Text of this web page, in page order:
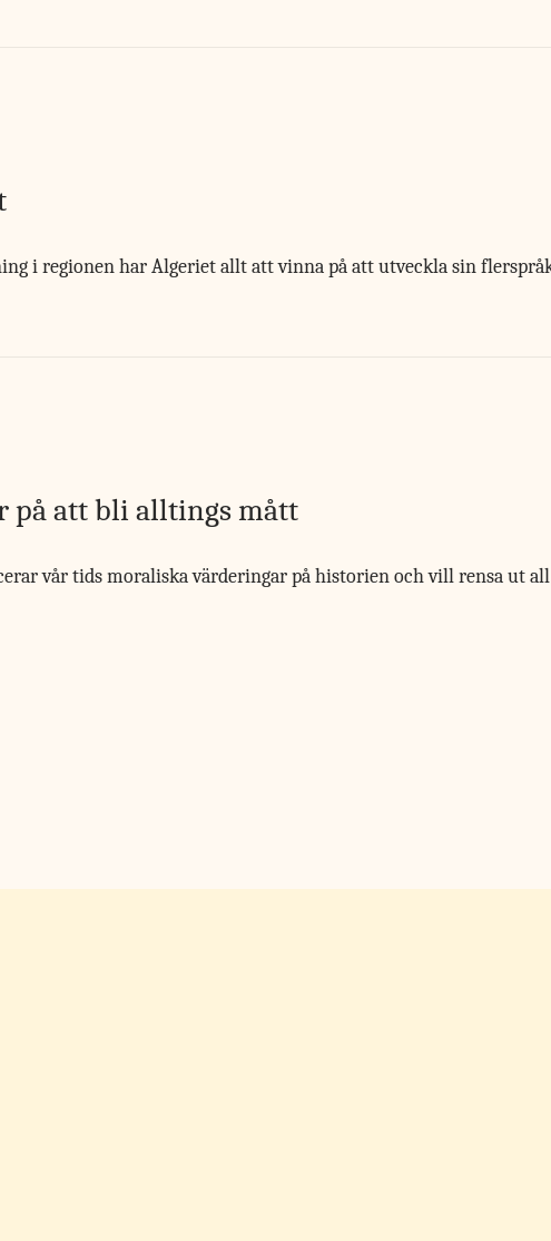
i regionen har Algeriet allt att vinna på att utveckla sin
på att bli alltings mått
vår tids moraliska värderingar på historien och vill rensa ut